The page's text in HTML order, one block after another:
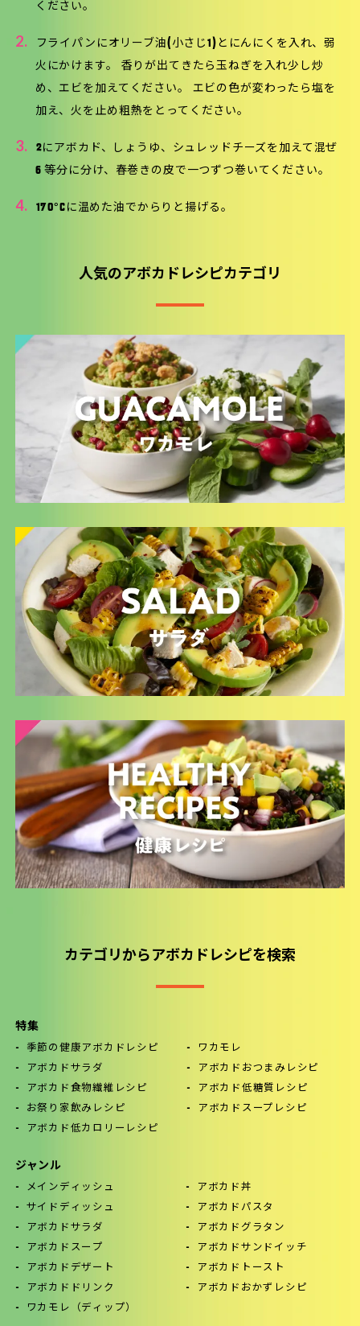
ください。
2.
フライパンにオリーブ油(小さじ1)とにんにくを入れ、弱
火にかけます。 香りが出てきたら玉ねぎを入れ少し炒
め、エビを加えてください。 エビの色が変わったら塩を
加え、火を止め粗熱をとってください。
3.
2にアボカド、しょうゆ、シュレッドチーズを加えて混ぜ
6 等分に分け、春巻きの皮で一つずつ巻いてください。
4. 170°Cに温めた油でからりと揚げる。
人気のアボカドレシピカテゴリ
カテゴリからアボカドレシピを検索
特集
季節の健康アボカドレシピ ワカモレ
アボカドサラダ アボカドおつまみレシピ
アボカド食物繊維レシピ アボカド低糖質レシピ
お祭り家飲みレシピ アボカドスープレシピ
アボカド低カロリーレシピ
ジャンル
メインディッシュ
サイドディッシュ
アボカドサラダ
アボカドスープ
アボカドデザート
アボカドドリンク
ワカモレ（ディップ）
アボカド丼
アボカドパスタ
アボカドグラタン
アボカドサンドイッチ
アボカドトースト
アボカドおかずレシピ